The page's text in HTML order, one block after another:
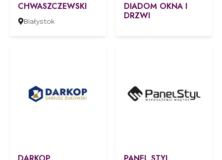
CHWASZCZEWSKI
Białystok
DIADOM OKNA I
DRZWI